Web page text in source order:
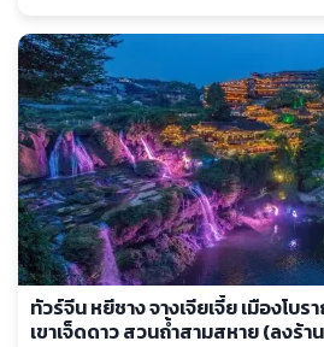
ทัวร์จีน หยีชาง จางเจียเจี้ย เมืองโ
เขาเจ็ดดาว สวนถ้ำสามสหาย (ลงร้า